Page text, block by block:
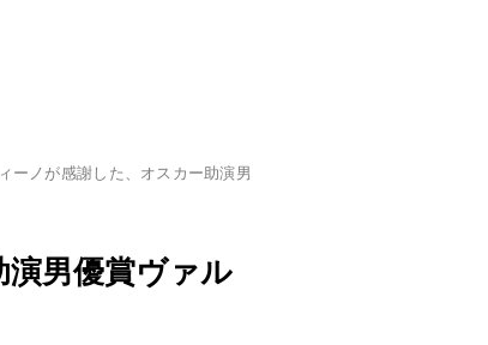
ーノが感謝した、オスカー助演男優賞ヴァルツの言葉とは？
男優賞ヴァル